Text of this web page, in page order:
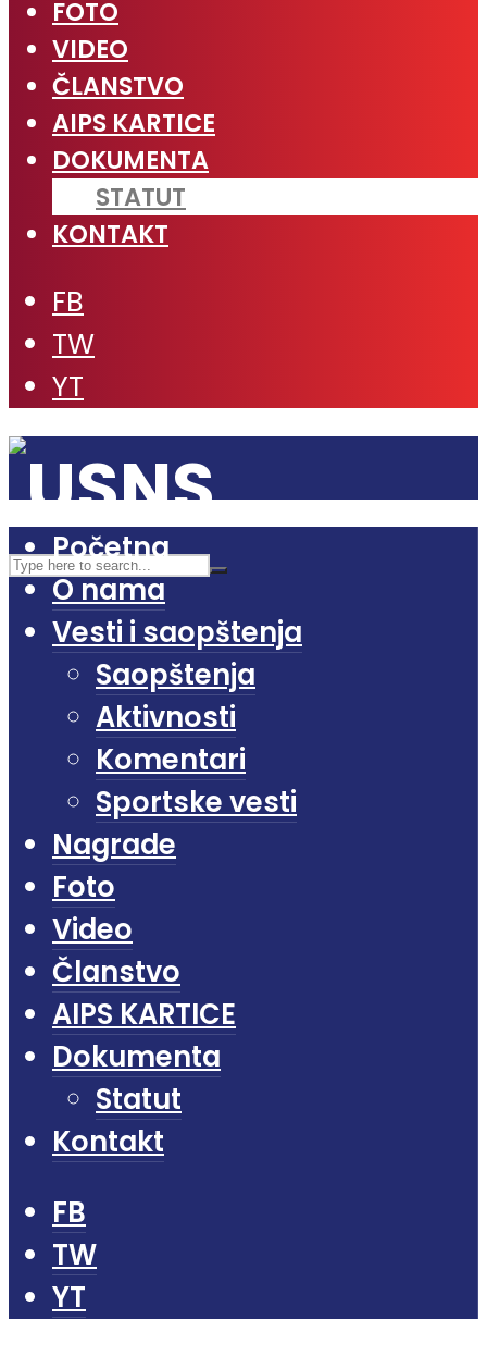
FOTO
VIDEO
ČLANSTVO
AIPS KARTICE
DOKUMENTA
STATUT
KONTAKT
FB
TW
YT
Početna
O nama
Vesti i saopštenja
Saopštenja
Aktivnosti
Komentari
Sportske vesti
Nagrade
Foto
Video
Članstvo
AIPS KARTICE
Dokumenta
Statut
Kontakt
FB
TW
YT